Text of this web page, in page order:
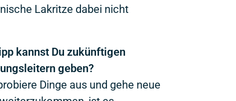
Lakritze dabei nicht
kannst Du zukünftigen
geben?
Dinge aus und gehe neue